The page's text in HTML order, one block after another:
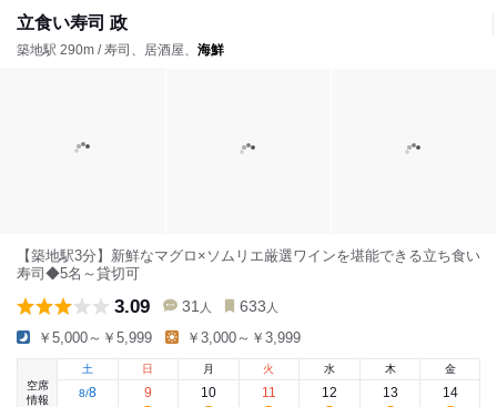
立食い寿司 政
築地駅 290m / 寿司、居酒屋、 海鮮
【築地駅3分】新鮮なマグロ×ソムリエ厳選ワインを堪能できる立ち食い
寿司◆5名～貸切可
3.09 31 人 633 人
￥5,000～￥5,999 ￥3,000～￥3,999
空席
情報
土
8/8
日
9
月
10
火
11
水
12
木
13
金
14